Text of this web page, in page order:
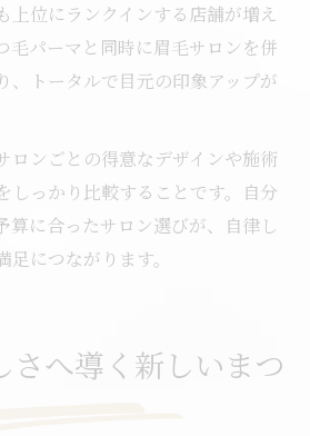
上位にランクインする店舗が増え
毛パーマと同時に眉毛サロンを併
、トータルで目元の印象アップが
ロンごとの得意なデザインや施術
しっかり比較することです。自分
算に合ったサロン選びが、自律し
につながります。
さへ導く新しいまつ